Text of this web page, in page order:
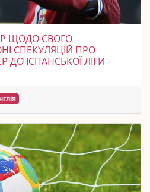
ЩОДО СВОГО
СПЕКУЛЯЦІЙ ПРО
ІСПАНСЬКОЇ ЛІГИ -